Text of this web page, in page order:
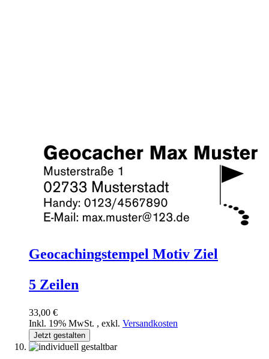
Geocachingstempel Motiv Ziel
5 Zeilen
33,00 €
Inkl. 19% MwSt. , exkl. Versandkosten
Jetzt gestalten